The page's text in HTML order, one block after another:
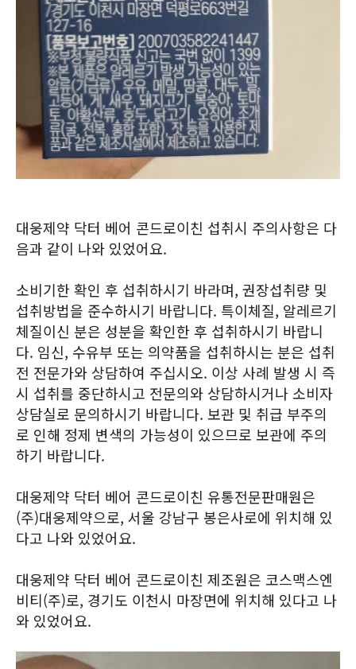
대웅제약 닥터 베어 콘드로이친 섭취시 주의사항은 다
음과 같이 나와 있었어요.
소비기한 확인 후 섭취하시기 바라며, 권장섭취량 및
섭취방법을 준수하시기 바랍니다. 특이체질, 알레르기
체질이신 분은 성분을 확인한 후 섭취하시기 바랍니
다. 임신, 수유부 또는 의약품을 섭취하시는 분은 섭취
전 전문가와 상담하여 주십시오. 이상 사례 발생 시 즉
시 섭취를 중단하시고 전문의와 상담하시거나 소비자
상담실로 문의하시기 바랍니다. 보관 및 취급 부주의
로 인해 정제 변색의 가능성이 있으므로 보관에 주의
하기 바랍니다.
대웅제약 닥터 베어 콘드로이친 유통전문판매원은
(주)대웅제약으로, 서울 강남구 봉은사로에 위치해 있
다고 나와 있었어요.
대웅제약 닥터 베어 콘드로이친 제조원은 코스맥스엔
비티(주)로, 경기도 이천시 마장면에 위치해 있다고 나
와 있었어요.